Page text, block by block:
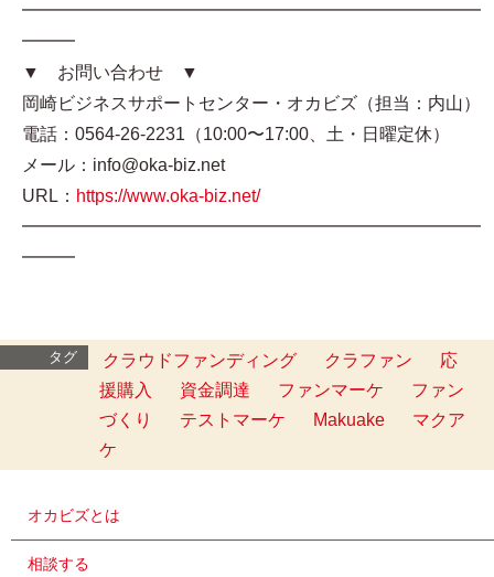
━━━━━━━━━━━━━━━━━━━━━━━━━━
━━━
▼ お問い合わせ ▼
岡崎ビジネスサポートセンター・オカビズ（担当：内山）
電話：0564-26-2231（10:00〜17:00、土・日曜定休）
メール：info@oka-biz.net
URL： https://www.oka-biz.net/
━━━━━━━━━━━━━━━━━━━━━━━━━━
━━━
タグ クラウドファンディング クラファン
応
援購入
資金調達 ファンマーケ
ファン
づくり
テストマーケ Makuake
マクア
ケ
オカビズとは
相談する